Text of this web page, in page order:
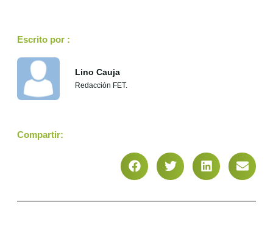
Escrito por :
Lino Cauja
Redacción FET.
Compartir: